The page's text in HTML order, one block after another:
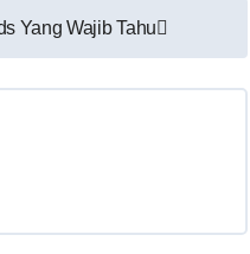
Yang Wajib Tahu